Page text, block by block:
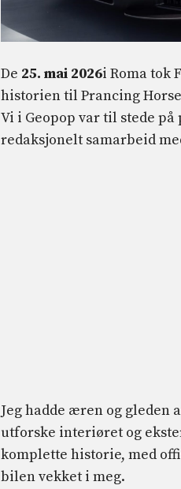
De 25. mai 2026i Roma tok
historien til Prancing
Vi i Geopop var til stede
redaksjonelt samarbeid
Jeg hadde æren og gleden
utforske interiøret og
komplette historie, med
bilen vekket i meg.